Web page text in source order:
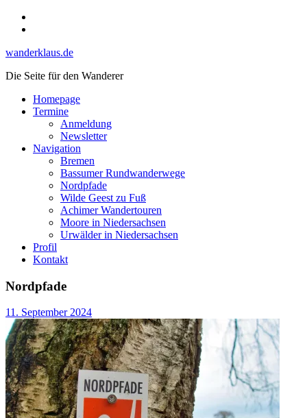
Skip
wanderklaus.de
Die Seite für den Wanderer
Homepage
Termine
Anmeldung
Newsletter
Navigation
Bremen
Bassumer Rundwanderwege
Nordpfade
Wilde Geest zu Fuß
Achimer Wandertouren
Moore in Niedersachsen
Urwälder in Niedersachsen
Profil
Kontakt
Nordpfade
11. September 2024